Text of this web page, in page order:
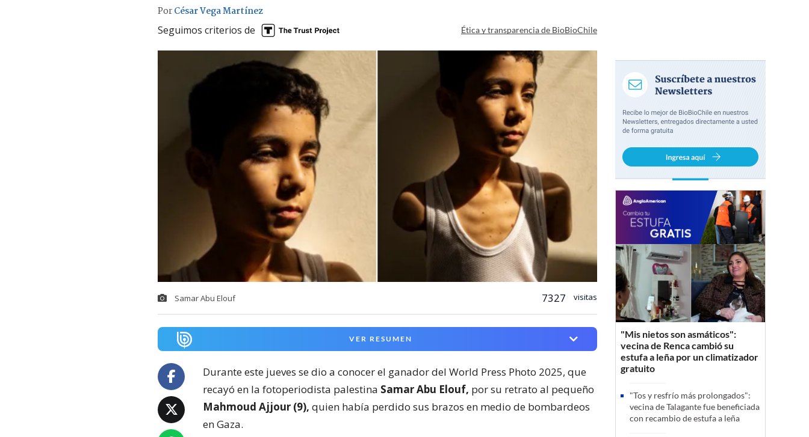
PorCésar Vega Martínez
Seguimos criterios de Ética y transparencia de BioBioChile
Samar Abu Elouf 7327 visitas
VER RESUMEN
Durante este jueves se dio a conocer el ganador del World Press Photo 2025, que
recayó en la fotoperiodista palestina Samar Abu Elouf, por su retrato al pequeño
Mahmoud Ajjour (9), quien había perdido sus brazos en medio de bombardeos
en Gaza.
"Mis nietos son asmáticos":
vecina de Renca cambió su
estufa a leña por un climatizador
gratuito
"Tos y resfrío más prolongados":
vecina de Talagante fue beneficiada
con recambio de estufa a leña